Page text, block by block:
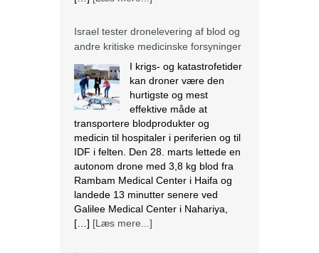
hurtigste og mest
transportere blodprodukter og
medicin til hospitaler i periferien og til
IDF i felten. Den 28. marts lettede en
autonom drone med 3,8 kg blod fra
Rambam Medical Center i Haifa og
landede 13 minutter senere ved
Galilee Medical Center i Nahariya,
[…][Læs mere...]
Den nigerianske regering ser væk,
mens landbrug fortsætter med at
blive ødelagt
Massiv ødelæggelse af landbrug er
blevet det nye normal i mange